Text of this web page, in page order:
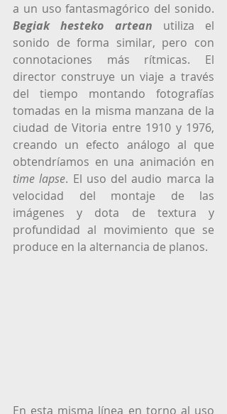
Begiak hesteko artean
utiliza el
sonido de forma similar, pero con
connotaciones más rítmicas. El
director construye un viaje a través
del tiempo montando fotografías
tomadas en la misma manzana de la
ciudad de Vitoria entre 1910 y 1976,
creando un efecto análogo al que
time lapse. El uso del audio marca la
velocidad del montaje de las
imágenes y dota de textura y
profundidad al movimiento que se
produce en la alternancia de planos.
En esta misma línea en torno al uso